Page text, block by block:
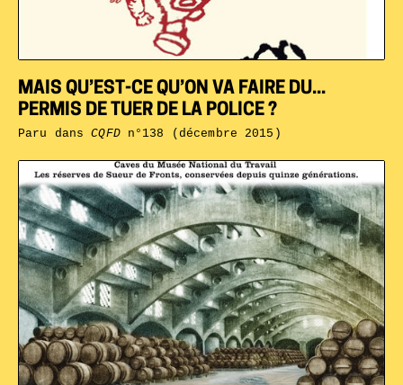
MAIS QU’EST-CE QU’ON VA FAIRE DU...
PERMIS DE TUER DE LA POLICE ?
Paru dansCQFDn°138 (décembre 2015)